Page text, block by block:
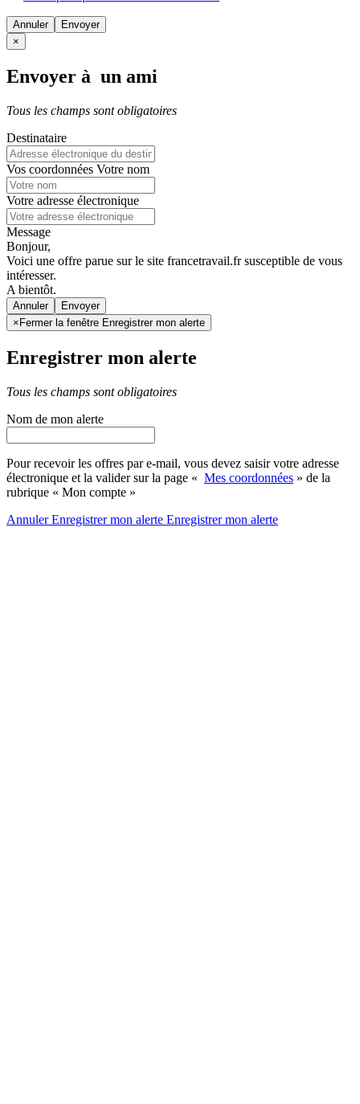
Annuler
×
Envoyer à un ami
Tous les champs sont obligatoires
Destinataire
Vos coordonnées Votre nom
Votre adresse électronique
Message
Bonjour,
Voici une offre parue sur le site francetravail.fr susceptible de vous
intéresser.
A bientôt.
Annuler
× Fermer la fenêtre Enregistrer mon alerte
Enregistrer mon alerte
Tous les champs sont obligatoires
Nom de mon alerte
Pour recevoir les offres par e-mail, vous devez saisir votre adresse
électronique et la valider sur la page « Mes coordonnées » de la
rubrique « Mon compte »
AnnulerEnregistrer mon alerte Enregistrermon alerte